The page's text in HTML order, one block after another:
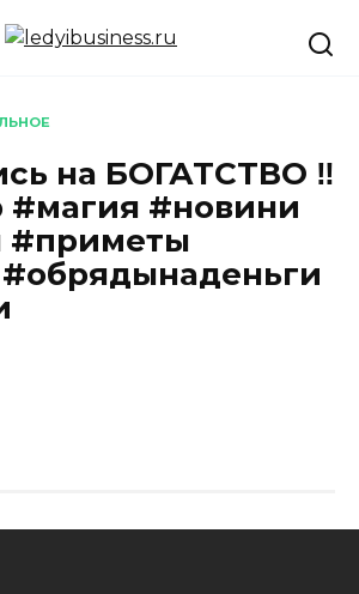
на БОГАТСТВО ‼️
#магия #новини
#приметы